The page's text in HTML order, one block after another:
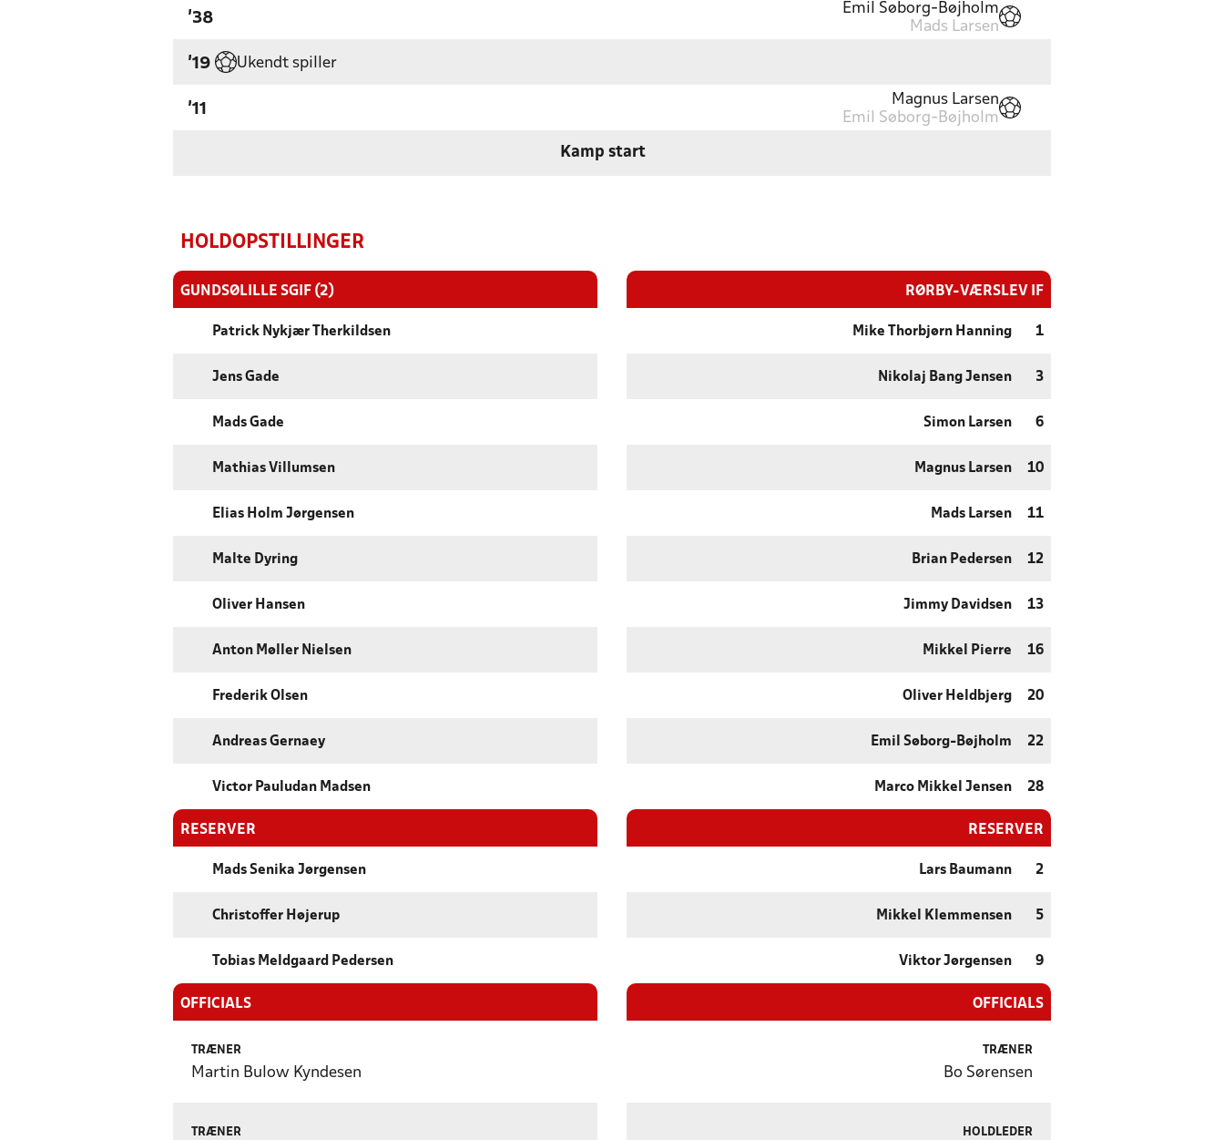
'38
Emil Søborg-Bøjholm
Mads Larsen
'19 Ukendt spiller
'11
Magnus Larsen
Emil Søborg-Bøjholm
Kamp start
HOLDOPSTILLINGER
GUNDSØLILLE SGIF (2)
Patrick Nykjær Therkildsen
Jens Gade
Mads Gade
Mathias Villumsen
Elias Holm Jørgensen
Malte Dyring
Oliver Hansen
Anton Møller Nielsen
Frederik Olsen
Andreas Gernaey
Victor Pauludan Madsen
RESERVER
Mads Senika Jørgensen
Christoffer Højerup
Tobias Meldgaard Pedersen
OFFICIALS
TRÆNER
Martin Bulow Kyndesen
TRÆNER
RØRBY-VÆRSLEV IF
Mike Thorbjørn Hanning 1
Nikolaj Bang Jensen 3
Simon Larsen 6
Magnus Larsen 10
Mads Larsen 11
Brian Pedersen 12
Jimmy Davidsen 13
Mikkel Pierre 16
Oliver Heldbjerg 20
Emil Søborg-Bøjholm 22
Marco Mikkel Jensen 28
RESERVER
Lars Baumann 2
Mikkel Klemmensen 5
Viktor Jørgensen 9
OFFICIALS
TRÆNER
Bo Sørensen
HOLDLEDER